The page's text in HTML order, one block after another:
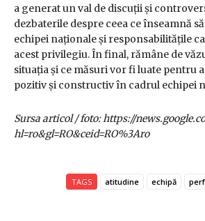
a generat un val de discuții și
dezbaterile despre ceea ce înseamnă
echipei naționale și responsabilitățile
acest privilegiu. În final, rămâne de
situația și ce măsuri vor fi luate pentru
pozitiv și constructiv în cadrul echipei
Sursa articol / foto: https://
hl=ro&gl=RO&ceid=RO%3Aro
TAGS atitudine echipă